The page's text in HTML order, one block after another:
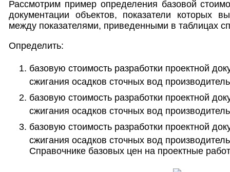
Рассмотрим пример определения базовой
документации объектов, показатели которых
между показателями, приведенными в таблицах
Определить:
базовую стоимость разработки проектной
сжигания осадков сточных вод
базовую стоимость разработки проектной
сжигания осадков сточных вод
базовую стоимость разработки проектной
сжигания осадков сточных вод
Справочнике базовых цен на проектные